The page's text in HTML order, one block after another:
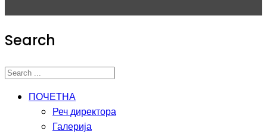
Search
ПОЧЕТНА
Реч директора
Галерија